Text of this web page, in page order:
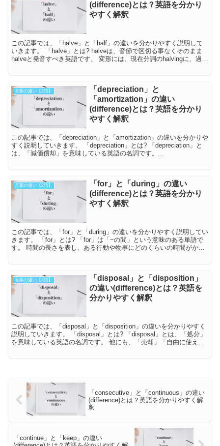
(difference)とは？英語を分かり
やすく解釈
この記事では、「halve」と「half」の違いを分かりやすく説明して
いきます。 「halve」とは? halveは、音節で区切る事なくそのまま
halveと発音すべき英語です。 変形には、現在分詞のhalvingに、過去
言葉の違い【2語】
「depreciation」と
「amortization」の違い
(difference)とは？英語を分かり
やすく解釈
この記事では、「depreciation」と「amortization」の違いを分かりや
すく説明していきます。 「depreciation」とは? 「depreciation」と
は、「減価償却」を意味している英語の名詞です。...
言葉の違い【2語】
「for」と「during」の違い
(difference)とは？英語を分かり
やすく解釈
この記事では、「for」と「during」の違いを分かりやすく説明してい
きます。 「for」とは? 「for」は「~の間」という意味のある単語で
す。 時間の長さを表し、ある行動や物事にどのくらいの時間がかか
言葉の違い【2語】
「disposal」と「disposition」
の違い(difference)とは？英語を
分かりやすく解釈
この記事では、「disposal」と「disposition」の違いを分かりやすく
説明していきます。 「disposal」とは? 「disposal」とは、「処分」
を意味している英語の名詞です。 他にも、「売却」「自由に使え...
「consecutive」と「continuous」の違い
(difference)とは？英語を分かりやすく解
釈
「continue」と「keep」の違い